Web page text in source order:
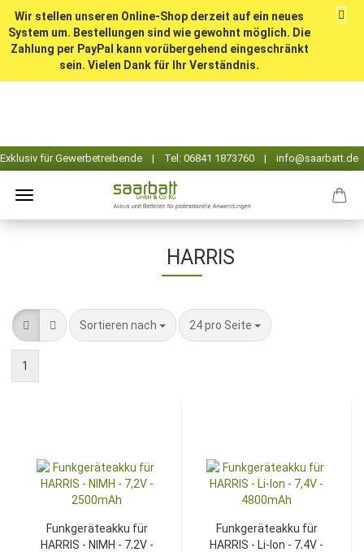
Wir stellen unseren Online-Shop derzeit auf ein neues
System um. Bestellungen sind wie gewohnt möglich. Die
Zahlung per PayPal kann vorübergehend eingeschränkt
sein. Vielen Dank für Ihr Verständnis.
HARRIS
Sortieren nach
Sortieren nach 24 pro Seite
pro Seite
1
Funkgeräteakku für
HARRIS - NIMH - 7,2V -
Funkgeräteakku für
HARRIS - Li-Ion - 7,4V -